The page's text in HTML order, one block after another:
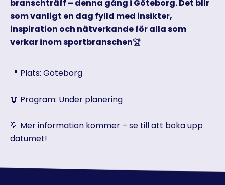
branschträff – denna gång i Göteborg. Det blir
som vanligt en dag fylld med insikter,
inspiration och nätverkande för alla som
verkar inom sportbranschen🏆
📍 Plats: Göteborg
📖 Program: Under planering
💡 Mer information kommer – se till att boka upp
datumet!